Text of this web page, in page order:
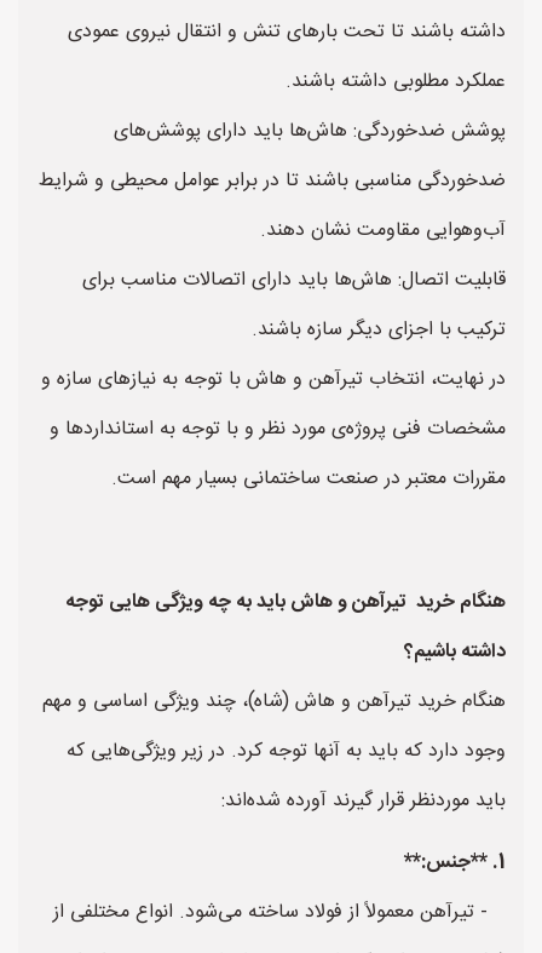
داشته باشند تا تحت بارهای تنش و انتقال نیروی عمودی
عملکرد مطلوبی داشته باشند.
پوشش ضدخوردگی: هاش‌ها باید دارای پوشش‌های
ضدخوردگی مناسبی باشند تا در برابر عوامل محیطی و شرایط
آب‌وهوایی مقاومت نشان دهند.
قابلیت اتصال: هاش‌ها باید دارای اتصالات مناسب برای
ترکیب با اجزای دیگر سازه باشند.
در نهایت، انتخاب تیرآهن و هاش با توجه به نیازهای سازه و
مشخصات فنی پروژه‌ی مورد نظر و با توجه به استانداردها و
مقررات معتبر در صنعت ساختمانی بسیار مهم است.
هنگام خرید تیرآهن و هاش باید به چه ویژگی هایی توجه
داشته باشیم؟
هنگام خرید تیرآهن و هاش (شاه)، چند ویژگی اساسی و مهم
وجود دارد که باید به آنها توجه کرد. در زیر ویژگی‌هایی که
باید موردنظر قرار گیرند آورده شده‌اند:
1. **جنس:**
- تیرآهن معمولاً از فولاد ساخته می‌شود. انواع مختلفی از